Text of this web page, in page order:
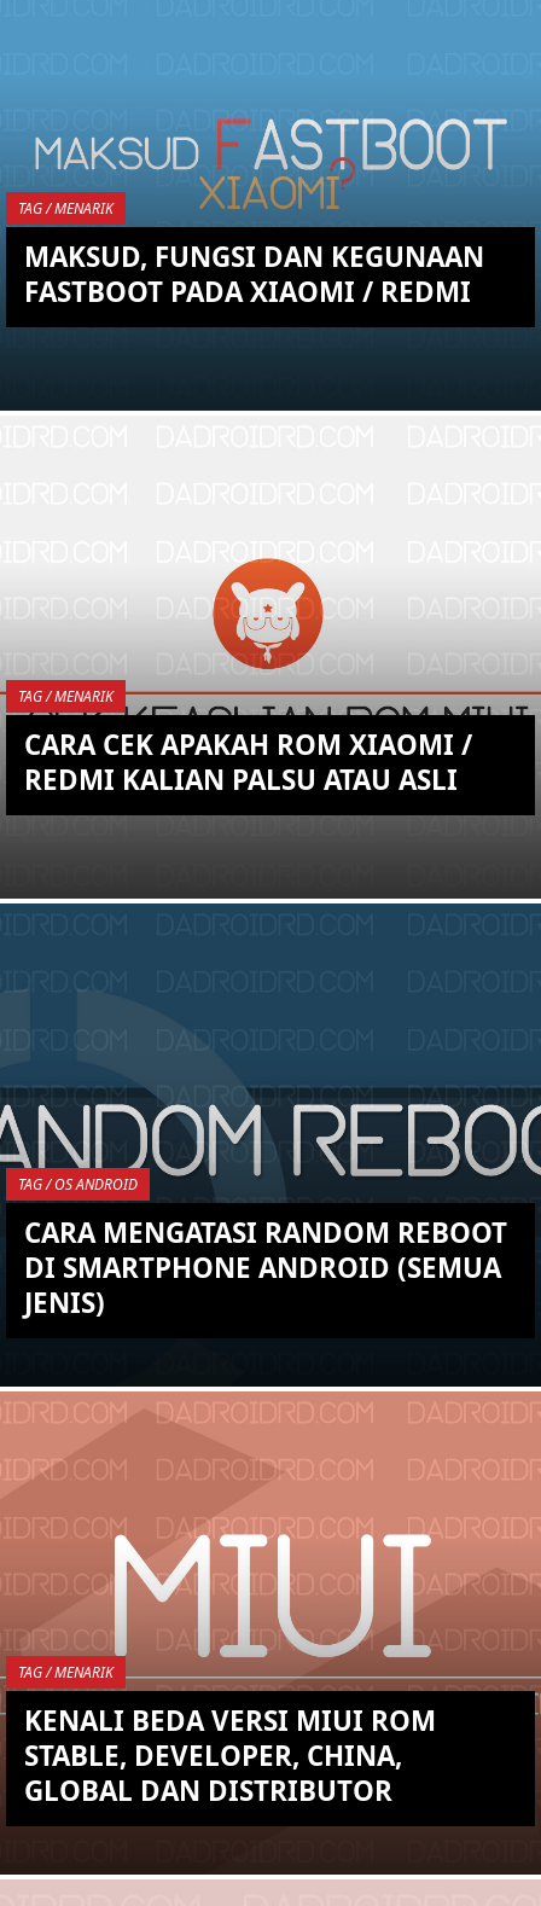
YOU ARE VIEWING MOST
RECENT POST
TAG / MENARIK
MAKSUD, FUNGSI DAN KEGUNAAN
FASTBOOT PADA XIAOMI / REDMI
YOU ARE VIEWING MOST
TAG / MENARIK
CARA CEK APAKAH ROM XIAOMI /
REDMI KALIAN PALSU ATAU ASLI
YOU ARE VIEWING MOST
RECENT POST
TAG / OS ANDROID
CARA MENGATASI RANDOM REBOOT
DI SMARTPHONE ANDROID (SEMUA
JENIS)
KEMBALI KE ATAS
TAG / MENARIK
KENALI BEDA VERSI MIUI ROM
STABLE, DEVELOPER, CHINA,
GLOBAL DAN DISTRIBUTOR